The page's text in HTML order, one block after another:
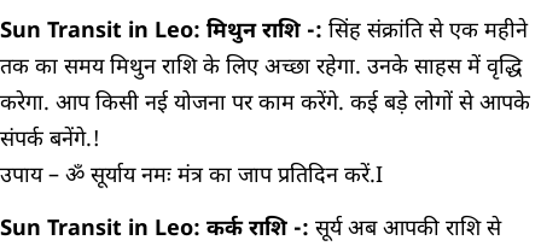
Sun Transit in Leo: मिथुन राशि -: सिंह संक्रांति से एक महीने
तक का समय मिथुन राशि के लिए अच्छा रहेगा. उनके साहस में वृद्धि
करेगा. आप किसी नई योजना पर काम करेंगे. कई बड़े लोगों से आपके
संपर्क बनेंगे.!
उपाय – ॐ सूर्याय नमः मंत्र का जाप प्रतिदिन करें.I
Sun Transit in Leo: कर्क राशि -: सूर्य अब आपकी राशि से